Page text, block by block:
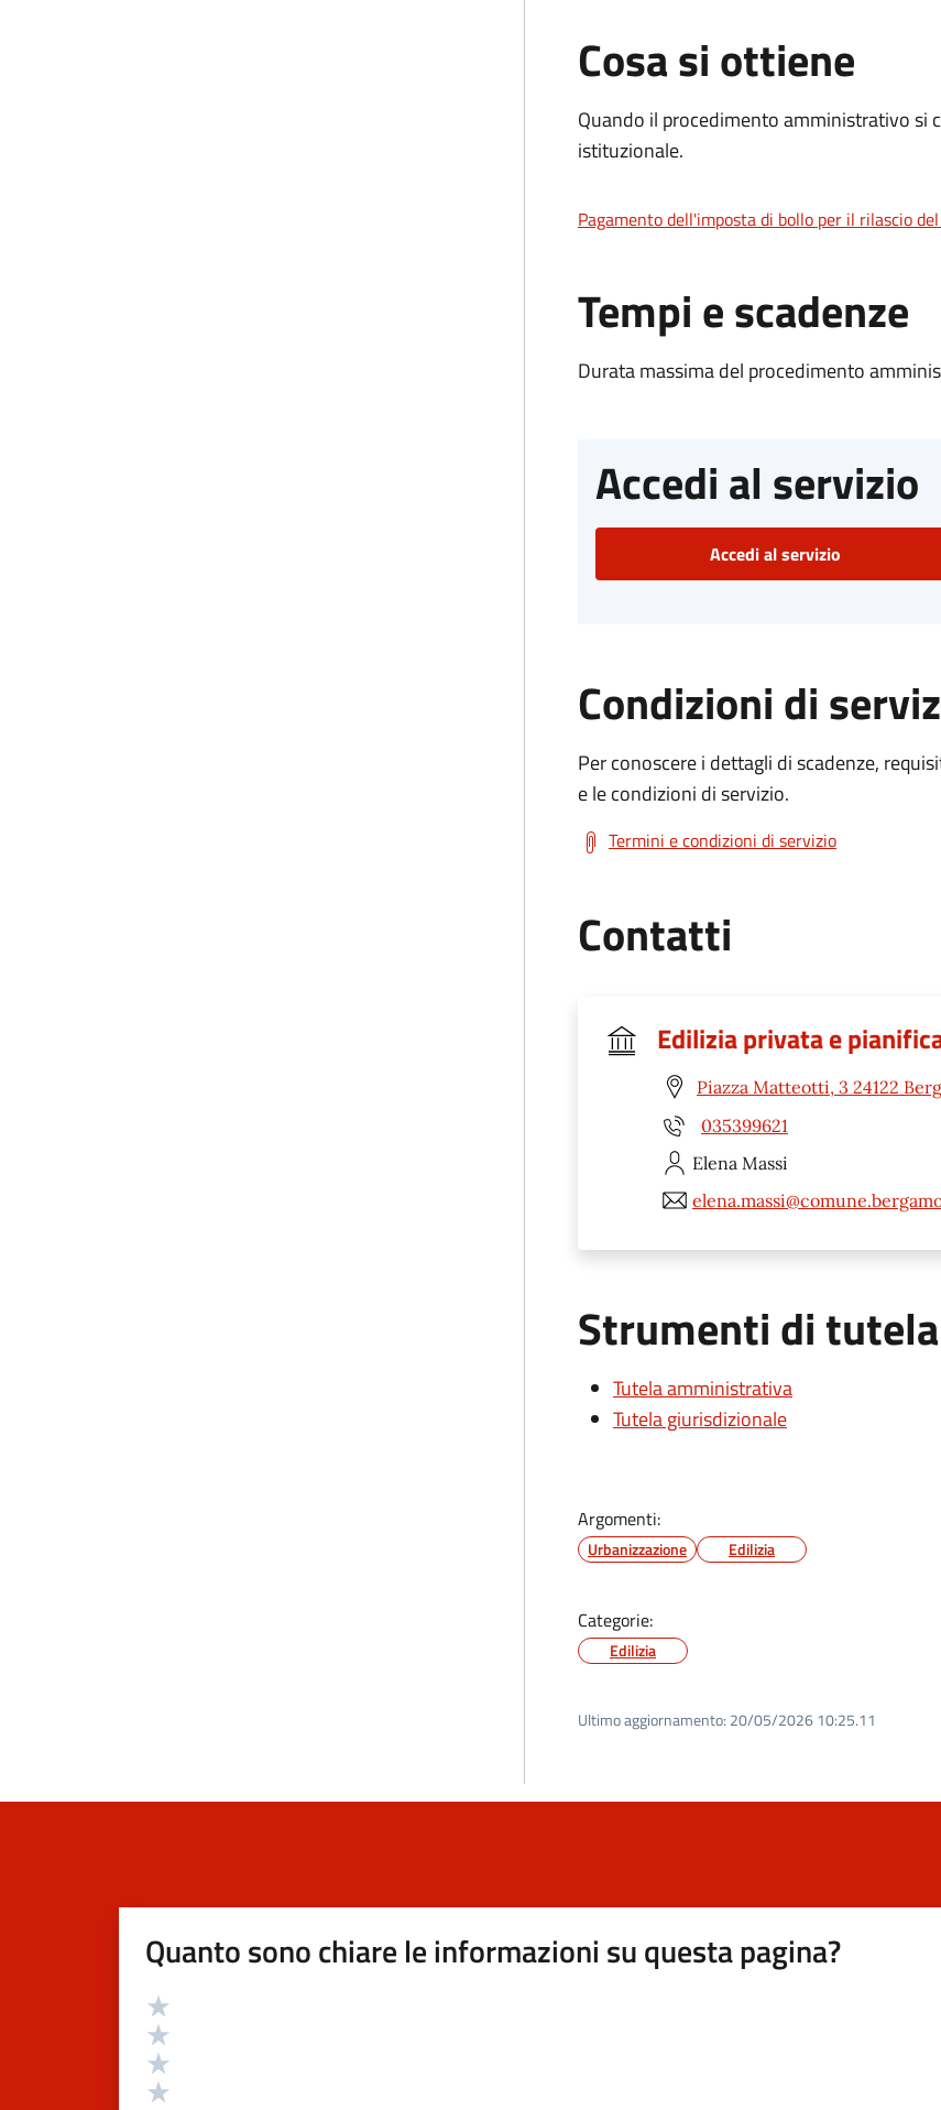
Cosa si ottiene
Quando il procedimento amministrativo si
istituzionale.
Pagamento dell'imposta di bollo per il rilascio
Tempi e scadenze
Durata massima del procedimento
Accedi al servizio
Accedi al servizio
Condizioni di
Per conoscere i dettagli di scadenze,
e le condizioni di servizio.
Termini e condizioni di servizio
Contatti
Edilizia privata e
Piazza Matteotti, 3 24122
035399621
Elena Massi
Strumenti di tutela
Tutela amministrativa
Tutela giurisdizionale
Argomenti:
Urbanizzazione Edilizia
Categorie:
Edilizia
Ultimo aggiornamento: 20/05/2026 10:25.11
Quanto sono chiare le informazioni su questa pagina?
Valutazione